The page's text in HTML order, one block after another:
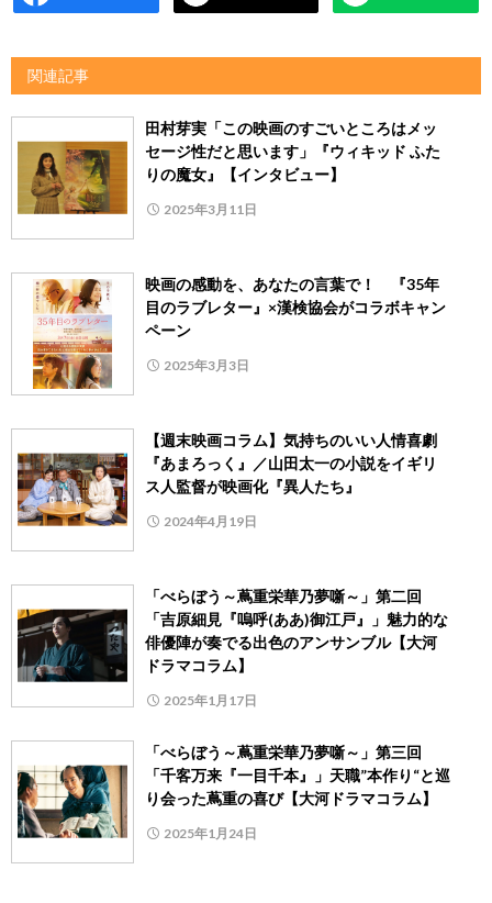
関連記事
田村芽実「この映画のすごいところはメッ
セージ性だと思います」『ウィキッド ふた
りの魔女』【インタビュー】
2025年3月11日
映画の感動を、あなたの言葉で！ 『35年
目のラブレター』×漢検協会がコラボキャン
ペーン
2025年3月3日
【週末映画コラム】気持ちのいい人情喜劇
『あまろっく』／山田太一の小説をイギリ
ス人監督が映画化『異人たち』
2024年4月19日
「べらぼう～蔦重栄華乃夢噺～」第二回
「吉原細見『嗚呼(ああ)御江戸』」魅力的な
俳優陣が奏でる出色のアンサンブル【大河
ドラマコラム】
2025年1月17日
「べらぼう～蔦重栄華乃夢噺～」第三回
「千客万来『一目千本』」天職”本作り“と巡
り会った蔦重の喜び【大河ドラマコラム】
2025年1月24日